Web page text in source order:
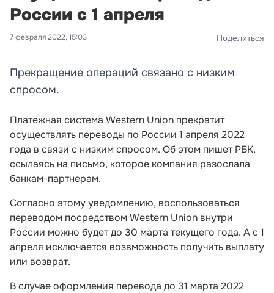
России с 1 апреля
7 февраля 2022, 15:03 Поделиться
Прекращение операций связано с низким
спросом.
Платежная система Western Union прекратит
осуществлять переводы по России 1 апреля 2022
года в связи с низким спросом. Об этом пишет РБК,
ссылаясь на письмо, которое компания разослала
банкам-партнерам.
Согласно этому уведомлению, воспользоваться
переводом посредством Western Union внутри
России можно будет до 30 марта текущего года. А с 1
апреля исключается возвможность получить выплату
или возврат.
В случае оформления перевода до 31 марта 2022